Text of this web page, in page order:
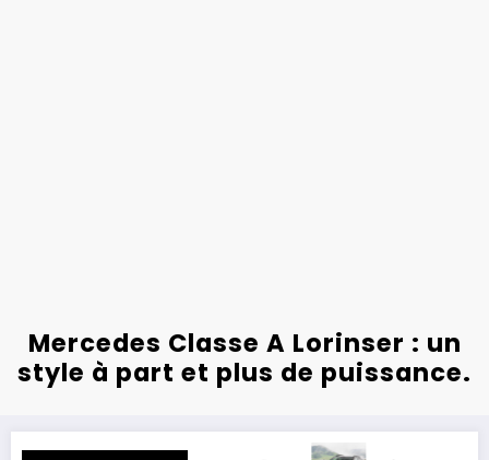
Mercedes Classe A Lorinser : un
style à part et plus de puissance.